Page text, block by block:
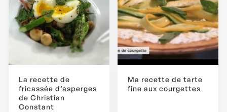
La recette de
fricassée d’asperges
de Christian
Constant
Ma recette de tarte
fine aux courgettes